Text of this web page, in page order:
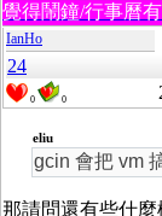
覺得鬧鐘/行事曆
IanHo
24
0 0
eliu
gcin 會把 vm
那請問還有些什